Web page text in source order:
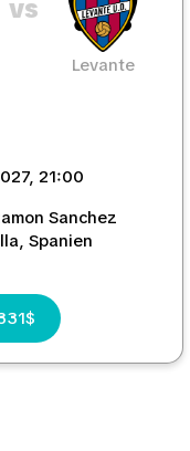
vs
Levante
21:00
Sanchez
Spanien